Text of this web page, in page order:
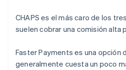
CHAPS es el más caro de los
suelen cobrar una comisión alta
Faster Payments es una opción
generalmente cuesta un poco